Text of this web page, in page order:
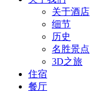
关于酒店
细节
历史
名胜景点
3D之旅
住宿
餐厅